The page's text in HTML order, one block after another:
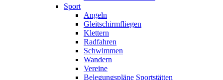
Sport
Angeln
Gleitschirmfliegen
Klettern
Radfahren
Schwimmen
Wandern
Vereine
Belegungspläne Sportstätten